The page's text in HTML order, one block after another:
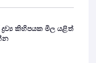
කිහිපයක මිල යළිත්